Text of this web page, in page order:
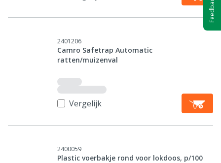
2401206
Camro Safetrap Automatic
ratten/muizenval
Vergelijk
2400059
Plastic voerbakje rond voor lokdoos, p/100
Feedback